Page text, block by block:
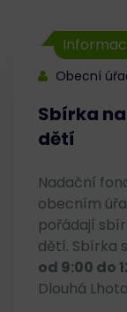
Obecní
Sbírka
dětí
Nadační
obecním
pořádají
dětí. Sbírka
od 9:00 do
Dlouhá